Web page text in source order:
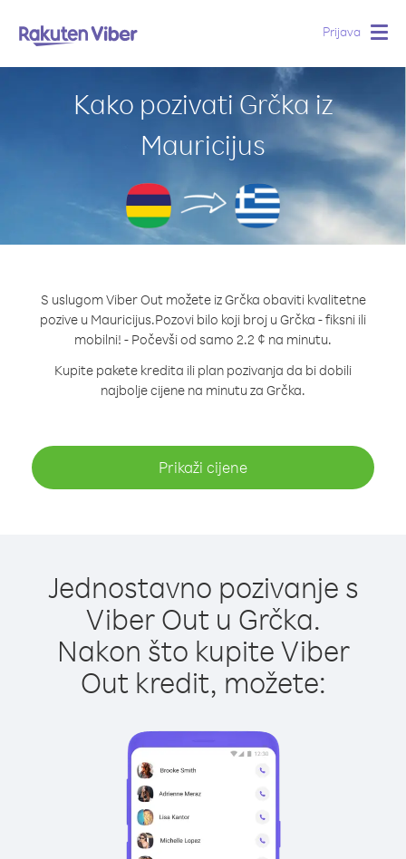
Prijava
Kako pozivati Grčka iz
Mauricijus
S uslugom Viber Out možete iz Grčka obaviti kvalitetne
pozive u Mauricijus.Pozovi bilo koji broj u Grčka - fiksni ili
mobilni! - Počevši od samo 2.2 ¢ na minutu.
Kupite pakete kredita ili plan pozivanja da bi dobili
najbolje cijene na minutu za Grčka.
Prikaži cijene
Jednostavno pozivanje s
Viber Out u Grčka.
Nakon što kupite Viber
Out kredit, možete: